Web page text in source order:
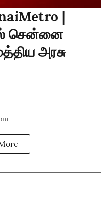
|
சென்னை
அரசு